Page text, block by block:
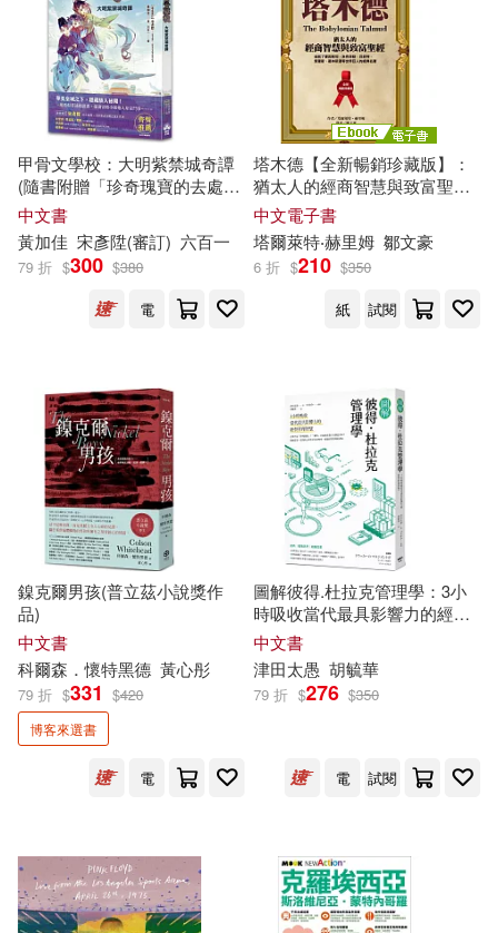
恵広史(16) 支倉凍砂(16)
故宮博物院編(16) 朴松二(16)
楓飄雪(16)
深圳市騰訊計算機系統有限公司著
(16)
王傑（主編）(16)
賴世雄(16)
龍門諒(16)
（美）摩根斯坦(16)
（美）本傑明·富蘭克林(16)
（美）西德尼·戴維·甘博(16)
(德)勃拉姆斯(15)
(英)沃爾特·克蘭(15)
中國近現代新聞出版博物館(15)
得利影視(116)
馬可孛羅(116)
布克文化(115) コスパ(114)
天地出版社(114)
華中科技大學出版社(113)
中國華僑出版社(111)
作家出版社(110)
新世界出版社(109)
蓋亞(109)
目川文化數位股份有限公司(105)
venus(102)
甲骨文學校：大明紫禁城奇譚
(隨書附贈「珍奇瑰寶的去處
──故宮博物院」
中文書
黃加佳 宋彥陞(審訂) 六百一
79 折 $300 $380
電
塔木德【全新暢銷珍藏版】：
猶太人的經商智慧與致富聖經
(成就了愛因斯坦、洛克菲勒、
巴菲特、索羅斯、葛林斯潘等
世界巨人的經典名著) (電子書)
中文電子書
塔爾萊特‧赫里姆 鄒文豪
6 折 $210 $350
紙
試閱
鎳克爾男孩(普立茲小說獎作
品)
中文書
科爾森．懷特黑德 黃心彤
79 折 $331 $420
博客來選書
電
圖解彼得.杜拉克管理學：3小
時吸收當代最具影響力的經營
管理智慧
中文書
津田太愚 胡毓華
79 折 $276 $350
電 試閱